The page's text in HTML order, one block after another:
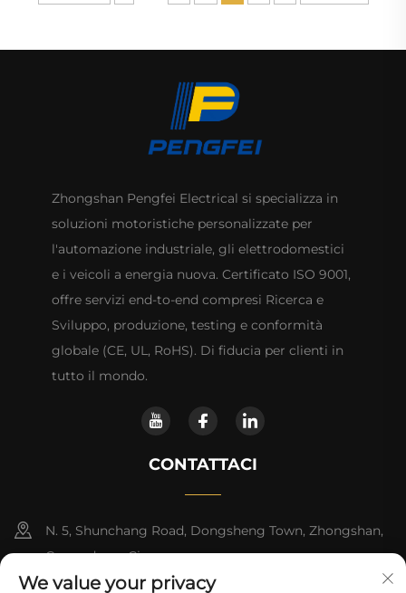
Zhongshan Pengfei Electrical si specializza in
soluzioni motoristiche personalizzate per
l'automazione industriale, gli elettrodomestici
e i veicoli a energia nuova. Certificato ISO 9001,
offre servizi end-to-end compresi Ricerca e
Sviluppo, produzione, testing e conformità
globale (CE, UL, RoHS). Di fiducia per clienti in
tutto il mondo.
CONTATTACI
N. 5, Shunchang Road, Dongsheng Town, Zhongshan,
Guangdong, Cina
We value your privacy